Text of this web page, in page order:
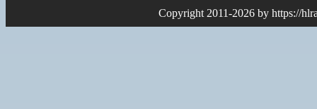
Copyright 2011-2026 by https://